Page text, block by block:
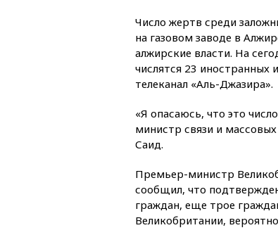
Число жертв среди
на газовом заводе в
алжирские власти. На
числятся 23 иностранных
телеканал «Аль-Джазира».
«Я опасаюсь, что это
министр связи и
Саид.
Премьер-министр
сообщил, что
граждан, еще трое
Великобритании,